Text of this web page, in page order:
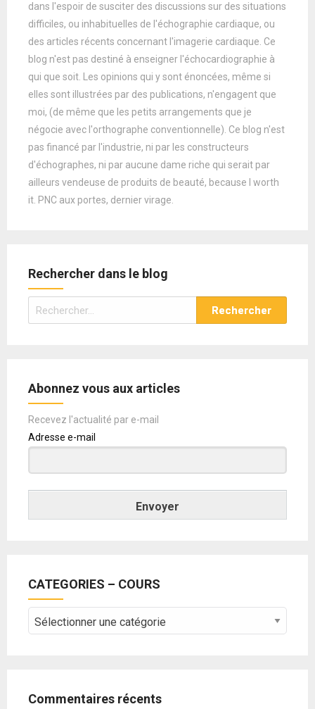
dans l'espoir de susciter des discussions sur des situations
difficiles, ou inhabituelles de l'échographie cardiaque, ou
des articles récents concernant l'imagerie cardiaque. Ce
blog n'est pas destiné à enseigner l'échocardiographie à
qui que soit. Les opinions qui y sont énoncées, même si
elles sont illustrées par des publications, n'engagent que
moi, (de même que les petits arrangements que je
négocie avec l'orthographe conventionnelle). Ce blog n'est
pas financé par l'industrie, ni par les constructeurs
d'échographes, ni par aucune dame riche qui serait par
ailleurs vendeuse de produits de beauté, because I worth
it. PNC aux portes, dernier virage.
Rechercher dans le blog
Rechercher :
Abonnez vous aux articles
Recevez l'actualité par e-mail
Adresse e-mail
Envoyer
CATEGORIES – COURS
CATEGORIES
–
Commentaires récents